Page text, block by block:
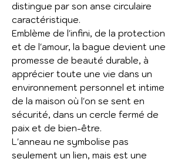
distingue par son anse circulaire
caractéristique.
Emblème de l'infini, de la protection
et de l'amour, la bague devient une
promesse de beauté durable, à
apprécier toute une vie dans un
environnement personnel et intime
de la maison où l'on se sent en
sécurité, dans un cercle fermé de
paix et de bien-être.
L'anneau ne symbolise pas
seulement un lien, mais est une